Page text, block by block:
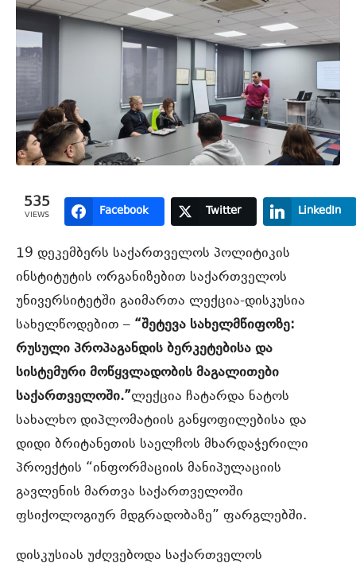
535
VIEWS Facebook Twitter LinkedIn
19 დეკემბერს საქართველოს პოლიტიკის
ინსტიტუტის ორგანიზებით საქართველოს
უნივერსიტეტში გაიმართა ლექცია-დისკუსია
სახელწოდებით – “შეტევა სახელმწიფოზე:
რუსული პროპაგანდის ბერკეტებისა და
სისტემური მოწყვლადობის მაგალითები
საქართველოში.”ლექცია ჩატარდა ნატოს
სახალხო დიპლომატიის განყოფილებისა და
დიდი ბრიტანეთის საელჩოს მხარდაჭერილი
პროექტის “ინფორმაციის მანიპულაციის
გავლენის მართვა საქართველოში
ფსიქოლოგიურ მდგრადობაზე” ფარგლებში.
დისკუსიას უძღვებოდა საქართველოს